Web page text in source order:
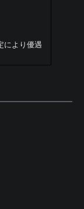
により優遇